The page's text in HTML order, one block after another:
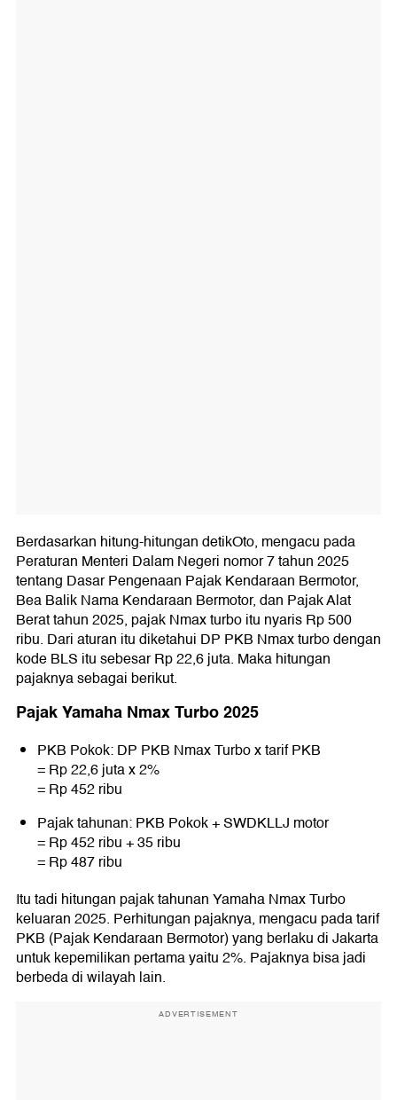
Berdasarkan hitung-hitungan detikOto, mengacu pada
Peraturan Menteri Dalam Negeri nomor 7 tahun 2025
tentang Dasar Pengenaan Pajak Kendaraan Bermotor,
Bea Balik Nama Kendaraan Bermotor, dan Pajak Alat
Berat tahun 2025, pajak Nmax turbo itu nyaris Rp 500
ribu. Dari aturan itu diketahui DP PKB Nmax turbo dengan
kode BLS itu sebesar Rp 22,6 juta. Maka hitungan
pajaknya sebagai berikut.
Pajak Yamaha Nmax Turbo 2025
PKB Pokok: DP PKB Nmax Turbo x tarif PKB
= Rp 22,6 juta x 2%
= Rp 452 ribu
Pajak tahunan: PKB Pokok + SWDKLLJ motor
= Rp 452 ribu + 35 ribu
= Rp 487 ribu
Itu tadi hitungan pajak tahunan Yamaha Nmax Turbo
keluaran 2025. Perhitungan pajaknya, mengacu pada tarif
PKB (Pajak Kendaraan Bermotor) yang berlaku di Jakarta
untuk kepemilikan pertama yaitu 2%. Pajaknya bisa jadi
berbeda di wilayah lain.
ADVERTISEMENT